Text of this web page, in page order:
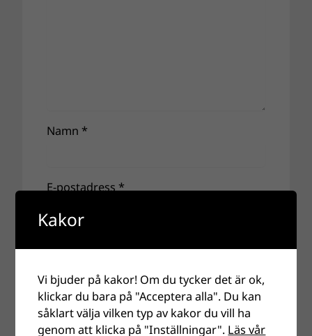
Namn *
E-postadress*
Kakor
Vi bjuder på kakor! Om du tycker det är ok,
klickar du bara på "Acceptera alla". Du kan
såklart välja vilken typ av kakor du vill ha
genom att klicka på "Inställningar". Läs vår